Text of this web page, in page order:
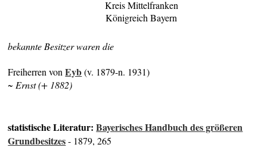
Kreis Mittelfranken
Königreich Bayern
bekannte Besitzer waren die
Freiherren vonEyb(v. 1879-n. 1931)
~ Ernst (+ 1882)
statistische Literatur:Bayerisches Handbuch des größeren
Grundbesitzes- 1879, 265